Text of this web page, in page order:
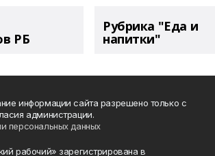
РБ
Рубрика "Еда и
напитки"
информации сайта разрешено только с
администрации.
персональных данных
рабочий» зарегистрирована в